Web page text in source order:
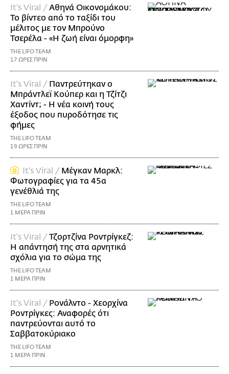
It's Viral /Αθηνά Οικονομάκου:
Το βίντεο από το ταξίδι του
μέλιτος με τον Μπρούνο
Τσερέλα - «Η ζωή είναι όμορφη»
THE LIFO TEAM
17 ΩΡΕΣ ΠΡΙΝ
It's Viral / Παντρεύτηκαν ο
Μπράντλεϊ Κούπερ και η Τζίτζι
Χαντίντ; - Η νέα κοινή τους
έξοδος που πυροδότησε τις
φήμες
THE LIFO TEAM
19 ΩΡΕΣ ΠΡΙΝ
It's Viral / Μέγκαν Μαρκλ:
Φωτογραφίες για τα 45α
γενέθλιά της
THE LIFO TEAM
1 ΜΕΡΑ ΠΡΙΝ
It's Viral /Τζορτζίνα Ροντρίγκεζ:
Η απάντησή της στα αρνητικά
σχόλια για το σώμα της
THE LIFO TEAM
1 ΜΕΡΑ ΠΡΙΝ
It's Viral / Ρονάλντο - Χεορχίνα
Ροντρίγκες: Αναφορές ότι
παντρεύονται αυτό το
Σαββατοκύριακο
THE LIFO TEAM
1 ΜΕΡΑ ΠΡΙΝ